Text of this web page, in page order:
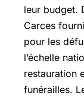
leur budget.
Carces
pour les
l’échelle
restauration
funérailles.